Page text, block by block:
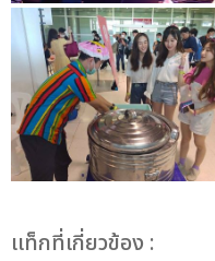
เเท็กที่เกี่ยวข้อง :